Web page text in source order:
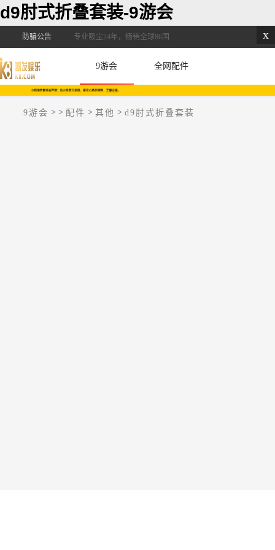
d9肘式折叠套装-9游会
x
防骗公告 专业吸尘24年，畅销全球86国
9游会 全网配件
9游会 > > 配件 > 其他 > d9肘式折叠套装